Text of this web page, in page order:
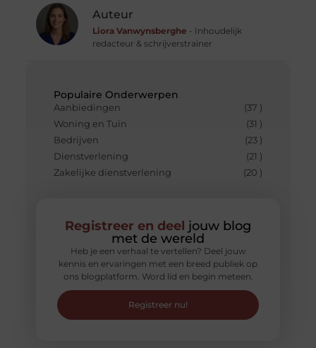
Populaire Onderwerpen
Aanbiedingen
(37 )
Woning en Tuin
(31 )
Bedrijven
(23 )
Dienstverlening
(21 )
Zakelijke dienstverlening
(20 )
Registreer en deel jouw blog
met de wereld
Heb je een verhaal te vertellen? Deel jouw
kennis en ervaringen met een breed publiek op
ons blogplatform. Word lid en begin meteen.
Registreer nu!
Auteur
Liora Vanwynsberghe - Inhoudelijk
redacteur & schrijverstrainer